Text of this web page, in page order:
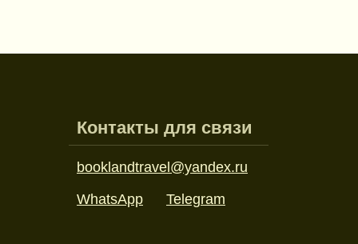
booklandtravel@yandex.ru
WhatsApp
Telegram
Контакты для связи